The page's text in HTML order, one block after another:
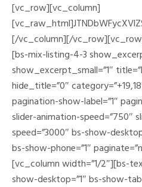
[vc_row][vc_column]
[/vc_column][/
[bs-mix-listing-4-3
show_excerpt_small=”1″
hide_title=”0″
pagination-show-label=”1″
slider-animation-speed=”750″
speed=”3000″ bs-show-
bs-show-phone=”1″
[vc_column width=”1/2″][bs-
show-desktop=”1″ bs-show-